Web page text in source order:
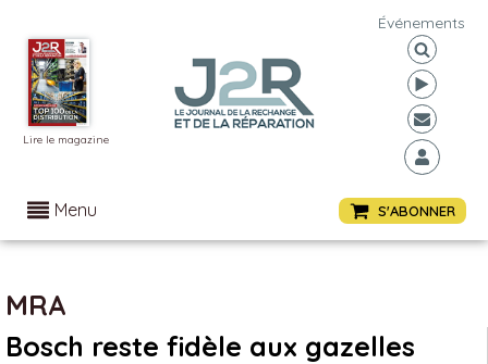
Lire le magazine
Événements
Menu S'ABONNER
MRA
Bosch reste fidèle aux gazelles